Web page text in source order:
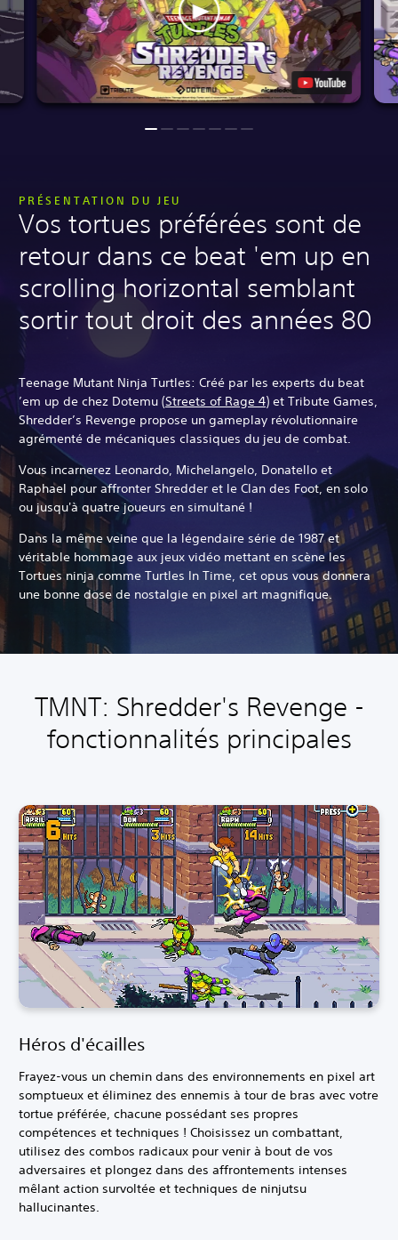
PRÉSENTATION DU JEU
Vos tortues préférées sont de
retour dans ce beat 'em up en
scrolling horizontal semblant
sortir tout droit des années 80
Teenage Mutant Ninja Turtles: Créé par les experts du beat
’em up de chez Dotemu (Streets of Rage 4) et Tribute Games,
Shredder’s Revenge propose un gameplay révolutionnaire
agrémenté de mécaniques classiques du jeu de combat.
Vous incarnerez Leonardo, Michelangelo, Donatello et
Raphael pour affronter Shredder et le Clan des Foot, en solo
ou jusqu'à quatre joueurs en simultané !
Dans la même veine que la légendaire série de 1987 et
véritable hommage aux jeux vidéo mettant en scène les
Tortues ninja comme Turtles In Time, cet opus vous donnera
une bonne dose de nostalgie en pixel art magnifique.
TMNT: Shredder's Revenge -
fonctionnalités principales
Héros d'écailles
Frayez-vous un chemin dans des environnements en pixel art
somptueux et éliminez des ennemis à tour de bras avec votre
tortue préférée, chacune possédant ses propres
compétences et techniques ! Choisissez un combattant,
utilisez des combos radicaux pour venir à bout de vos
adversaires et plongez dans des affrontements intenses
mêlant action survoltée et techniques de ninjutsu
hallucinantes.